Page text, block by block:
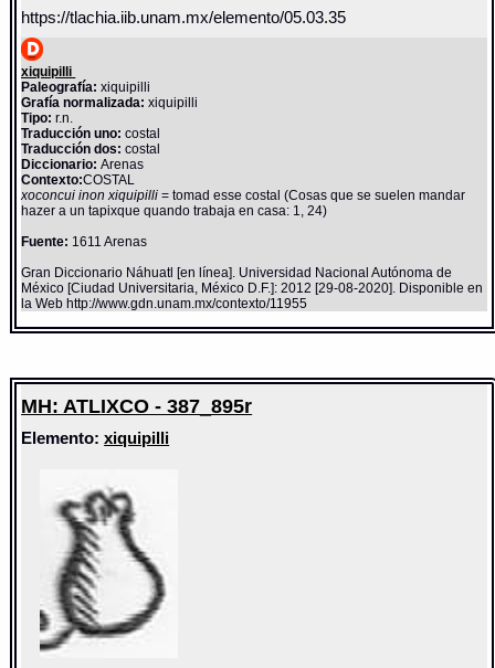
https://tlachia.iib.unam.mx/elemento/05.03.35
xiquipilli
Paleografía: xiquipilli
Grafía normalizada: xiquipilli
Tipo: r.n.
Traducción uno: costal
Traducción dos: costal
Diccionario:Arenas
Contexto:COSTAL
xoconcui inon xiquipilli= tomad esse costal (Cosas que se suelen mandar
hazer a un tapixque quando trabaja en casa: 1, 24)
Fuente: 1611 Arenas
Gran Diccionario Náhuatl [en línea]. Universidad Nacional Autónoma de
México [Ciudad Universitaria, México D.F.]: 2012 [29-08-2020]. Disponible en
la Web http://www.gdn.unam.mx/contexto/11955
MH: ATLIXCO - 387_895r
Elemento:xiquipilli